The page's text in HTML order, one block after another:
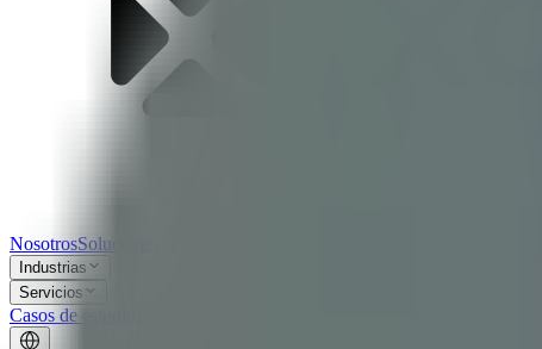
NosotrosSoluciones
Industrias
Servicios
Casos de estudio